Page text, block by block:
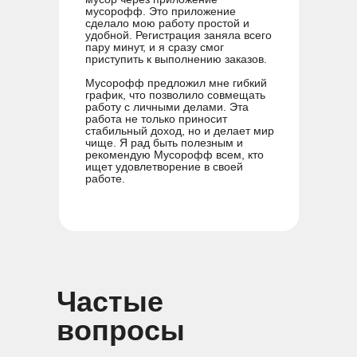
мусорофф. Это приложение
сделало мою работу простой и
удобной. Регистрация заняла всего
пару минут, и я сразу смог
приступить к выполнению заказов.
Мусорофф предложил мне гибкий
график, что позволило совмещать
работу с личными делами. Эта
работа не только приносит
стабильный доход, но и делает мир
чище. Я рад быть полезным и
рекомендую Мусорофф всем, кто
ищет удовлетворение в своей
работе.
Кирилл
Частые
вопросы